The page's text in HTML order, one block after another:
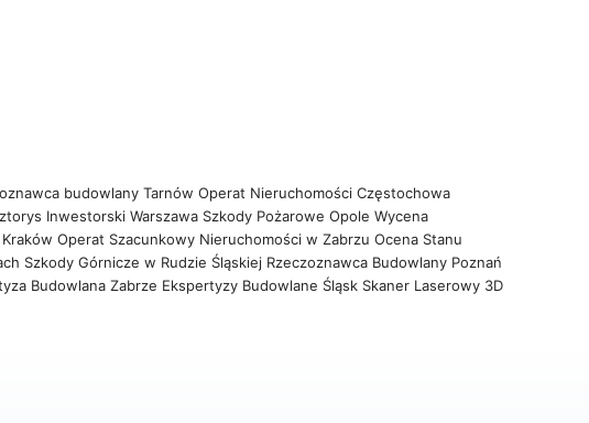
budowlany Tarnów Operat Nieruchomości Częstochowa
Inwestorski Warszawa Szkody Pożarowe OpoleWycena
Operat Szacunkowy Nieruchomości w ZabrzuOcena Stanu
Szkody Górnicze w Rudzie Śląskiej Rzeczoznawca Budowlany Poznań
Budowlana Zabrze Ekspertyzy Budowlane Śląsk Skaner Laserowy 3D